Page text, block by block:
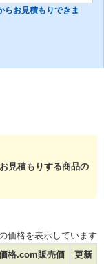
らお見積もりできま
見積もりする商品の
価格を表示しています
格.com販売価
更新